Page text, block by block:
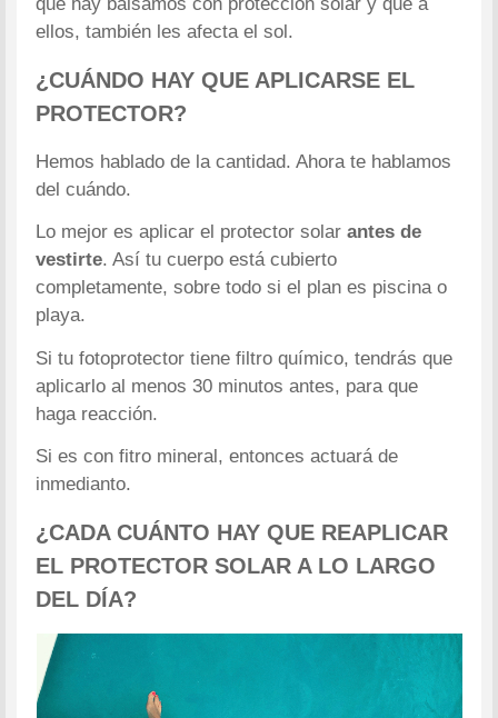
ellos, también les afecta el sol.
¿CUÁNDO HAY QUE APLICARSE EL
PROTECTOR?
Hemos hablado de la cantidad. Ahora te hablamos
del cuándo.
Lo mejor es aplicar el protector solarantes de
vestirte. Así tu cuerpo está cubierto
completamente, sobre todo si el plan es piscina o
playa.
Si tu fotoprotector tiene filtro químico, tendrás que
aplicarlo al menos 30 minutos antes, para que
haga reacción.
Si es con fitro mineral, entonces actuará de
inmedianto.
¿CADA CUÁNTO HAY QUE REAPLICAR
EL PROTECTOR SOLAR A LO LARGO
DEL DÍA?